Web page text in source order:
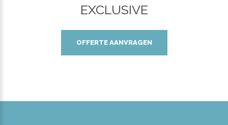
EXCLUSIVE
OFFERTE AANVRAGEN